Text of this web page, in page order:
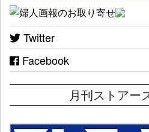
Twitter
Facebook
月刊ストアー